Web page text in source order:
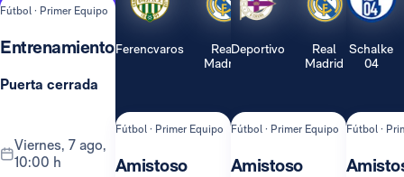
Fútbol · Primer Equipo
Entrenamiento
Puerta cerrada
viernes, 7 ago,
10:00 h
Ferencvaros
Real
Madrid
Fútbol · Primer Equipo
Amistoso
Deportivo
Real
Madrid
Fútbol · Primer Equipo
Amistoso
Schalke
04
Fútbol ·